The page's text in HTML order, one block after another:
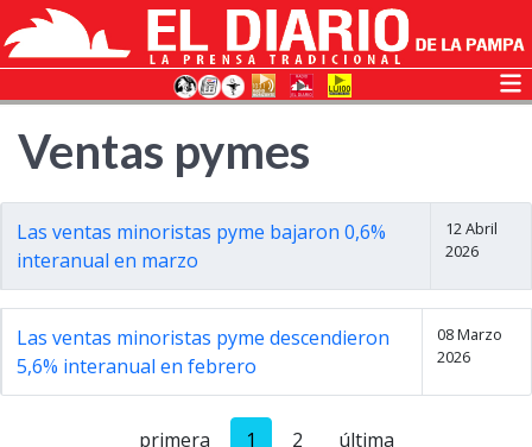
Ventas pymes
Las ventas minoristas pyme bajaron 0,6%
interanual en marzo
12 Abril
2026
Las ventas minoristas pyme descendieron
5,6% interanual en febrero
08 Marzo
2026
primera 1 2 última